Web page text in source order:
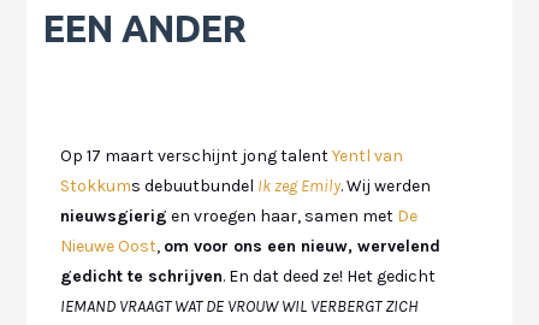
EEN ANDER
Op 17 maart verschijnt jong talentYentl van
Stokkums debuutbundel Ik zeg Emily. Wij werden
nieuwsgierig en vroegen haar, samen met De
Nieuwe Oost, om voor ons een nieuw, wervelend
gedicht te schrijven. En dat deed ze! Het gedicht
IEMAND VRAAGT WAT DE VROUW WIL VERBERGT ZICH